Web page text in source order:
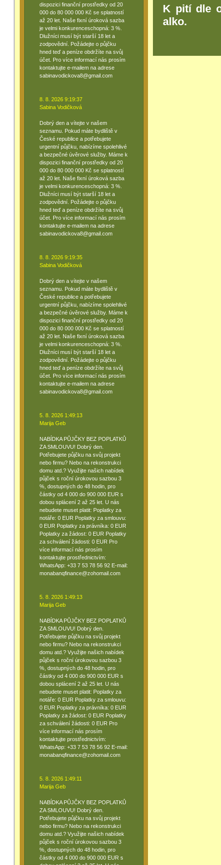
dispozici finanční prostředky od 20
000 do 80 000 000 Kč se splatností
až 20 let. Naše fixní úroková sazba
je velmi konkurenceschopná: 3 %.
Dlužníci musí být starší 18 let a
zodpovědní. Požádejte o půjčku
hned teď a peníze obdržíte na svůj
účet. Pro více informací nás prosím
kontaktujte e-mailem na adrese
sabinavodickova8@gmail.com
8. 8. 2026 9:19:37
Sabina Vodičková
Dobrý den a vítejte v našem
seznamu. Pokud máte bydliště v
České republice a potřebujete
urgentní půjčku, nabízíme spolehlivé
a bezpečné úvěrové služby. Máme k
dispozici finanční prostředky od 20
000 do 80 000 000 Kč se splatností
až 20 let. Naše fixní úroková sazba
je velmi konkurenceschopná: 3 %.
Dlužníci musí být starší 18 let a
zodpovědní. Požádejte o půjčku
hned teď a peníze obdržíte na svůj
účet. Pro více informací nás prosím
kontaktujte e-mailem na adrese
sabinavodickova8@gmail.com
8. 8. 2026 9:19:35
Sabina Vodičková
Dobrý den a vítejte v našem
seznamu. Pokud máte bydliště v
České republice a potřebujete
urgentní půjčku, nabízíme spolehlivé
a bezpečné úvěrové služby. Máme k
dispozici finanční prostředky od 20
000 do 80 000 000 Kč se splatností
až 20 let. Naše fixní úroková sazba
je velmi konkurenceschopná: 3 %.
Dlužníci musí být starší 18 let a
zodpovědní. Požádejte o půjčku
hned teď a peníze obdržíte na svůj
účet. Pro více informací nás prosím
kontaktujte e-mailem na adrese
sabinavodickova8@gmail.com
5. 8. 2026 1:49:13
Marija Geb
NABÍDKA PŮJČKY BEZ POPLATKŮ
ZA SMLOUVU! Dobrý den.
Potřebujete půjčku na svůj projekt
nebo firmu? Nebo na rekonstrukci
domu atd.? Využijte našich nabídek
půjček s roční úrokovou sazbou 3
%, dostupných do 48 hodin, pro
částky od 4 000 do 900 000 EUR s
dobou splácení 2 až 25 let. U nás
nebudete muset platit: Poplatky za
notáře: 0 EUR Poplatky za smlouvu:
0 EUR Poplatky za právníka: 0 EUR
Poplatky za žádost: 0 EUR Poplatky
za schválení žádosti: 0 EUR Pro
více informací nás prosím
kontaktujte prostřednictvím:
WhatsApp: +33 7 53 78 56 92 E-mail:
monabanqfinance@zohomail.com
5. 8. 2026 1:49:13
Marija Geb
NABÍDKA PŮJČKY BEZ POPLATKŮ
ZA SMLOUVU! Dobrý den.
Potřebujete půjčku na svůj projekt
nebo firmu? Nebo na rekonstrukci
domu atd.? Využijte našich nabídek
půjček s roční úrokovou sazbou 3
%, dostupných do 48 hodin, pro
částky od 4 000 do 900 000 EUR s
dobou splácení 2 až 25 let. U nás
nebudete muset platit: Poplatky za
notáře: 0 EUR Poplatky za smlouvu:
0 EUR Poplatky za právníka: 0 EUR
Poplatky za žádost: 0 EUR Poplatky
za schválení žádosti: 0 EUR Pro
více informací nás prosím
kontaktujte prostřednictvím:
WhatsApp: +33 7 53 78 56 92 E-mail:
monabanqfinance@zohomail.com
5. 8. 2026 1:49:11
Marija Geb
NABÍDKA PŮJČKY BEZ POPLATKŮ
ZA SMLOUVU! Dobrý den.
Potřebujete půjčku na svůj projekt
nebo firmu? Nebo na rekonstrukci
domu atd.? Využijte našich nabídek
půjček s roční úrokovou sazbou 3
%, dostupných do 48 hodin, pro
částky od 4 000 do 900 000 EUR s
K pití dle
alko.